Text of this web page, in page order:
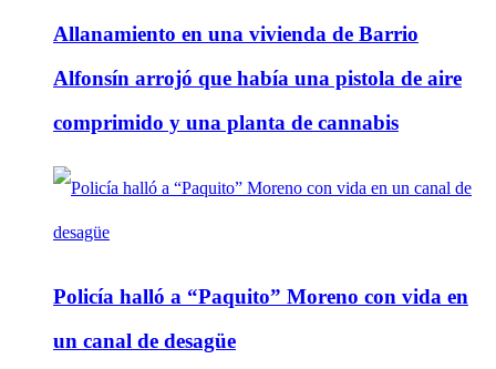
Allanamiento en una vivienda de Barrio
Alfonsín arrojó que había una pistola de aire
comprimido y una planta de cannabis
Policía halló a “Paquito” Moreno con vida en
un canal de desagüe